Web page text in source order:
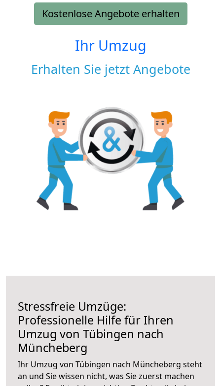
Kostenlose Angebote erhalten
Ihr Umzug
Erhalten Sie jetzt Angebote
Stressfreie Umzüge:
Professionelle Hilfe für Ihren
Umzug von Tübingen nach
Müncheberg
Ihr Umzug von Tübingen nach Müncheberg steht
an und Sie wissen nicht, was Sie zuerst machen